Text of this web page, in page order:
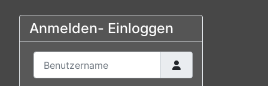
Anmelden- Einloggen